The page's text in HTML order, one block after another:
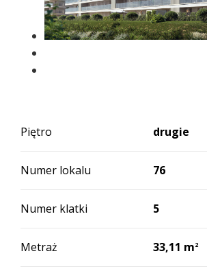
Piętro drugie
Numer lokalu 76
Numer klatki 5
Metraż 33,11 m2